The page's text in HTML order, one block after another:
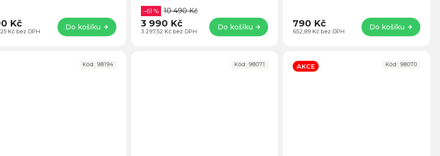
Kč bez DPH
Kč Do košíku 3 297,52 Kč bez DPH
–61 % 10 490 Kč
3 990 Kč Do košíku
baterie, které...
652,89 Kč bez DPH
790 Kč Do košíku
Kód: 98194 Kód:98071 AKCE Kód: 98070